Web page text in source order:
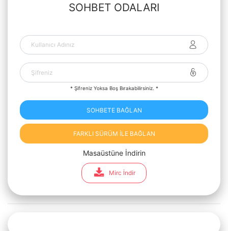
SOHBET ODALARI
* Şifreniz Yoksa Boş Bırakabilirsiniz. *
SOHBETE BAĞLAN
FARKLI SÜRÜM İLE BAĞLAN
Masaüstüne İndirin
Mirc İndir